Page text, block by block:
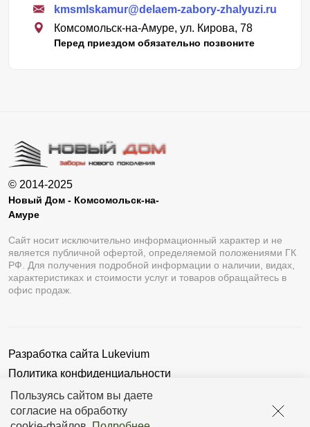
Пользуясь сайтом вы даете
согласие на обработку
kmsmlskamur@delaem-zabory-zhalyuzi.ru
Комсомольск-на-Амуре, ул. Кирова, 78
Перед приездом обязательно позвоните
© 2014-2025
Новый Дом - Комсомольск-на-
Амуре
Сайт носит исключительно информационный характер и не
является публичной офертой, определяемой положениями ГК
РФ. Для получения подробной информации о наличии, видах,
характеристиках и стоимости услуг и товаров обращайтесь в
офис продаж.
Разработка сайта Lukevium
Политика конфиденциальности
Пользовательское соглашение